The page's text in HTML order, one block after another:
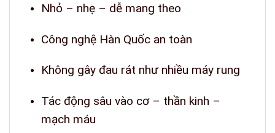
Nhỏ – nhẹ – dễ mang theo
Công nghệ Hàn Quốc an toàn
Không gây đau rát như nhiều máy rung
Tác động sâu vào cơ – thần kinh –
mạch máu